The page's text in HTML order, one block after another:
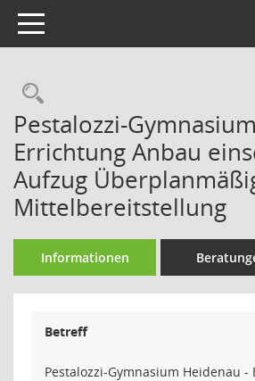
Toggle navigation
Rechercheauswahl
Pestalozzi-
Errichtung Anbau
Aufzug
Mittelbereitstellung
Informationen
Betreff
Pestalozzi-Gymnasium Heidenau